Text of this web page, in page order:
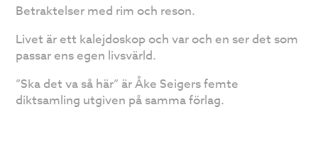
Betraktelser med rim och reson.
Livet är ett kalejdoskop och var och en ser det som
passar ens egen livsvärld.
”Ska det va så här” är Åke Seigers femte
diktsamling utgiven på samma förlag.